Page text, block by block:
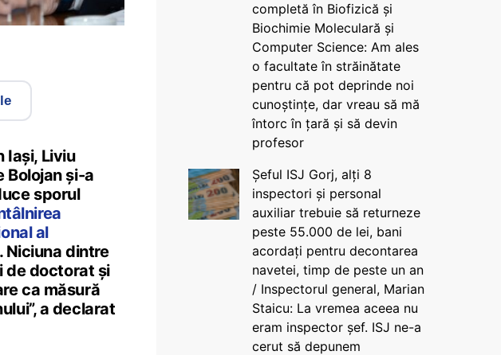
Iași, Liviu
Bolojan și-a
sporul
al
dintre
de doctorat și
ca măsură
a declarat
completă în Biofizică și
Biochimie Moleculară și
Computer Science: Am ales
o facultate în străinătate
pentru că pot deprinde noi
cunoștințe, dar vreau să mă
întorc în țară și să devin
profesor
Șeful ISJ Gorj, alți 8
inspectori și personal
auxiliar trebuie să returneze
peste 55.000 de lei, bani
acordați pentru decontarea
navetei, timp de peste un an
/ Inspectorul general, Marian
Staicu: La vremea aceea nu
eram inspector șef. ISJ ne-a
cerut să depunem